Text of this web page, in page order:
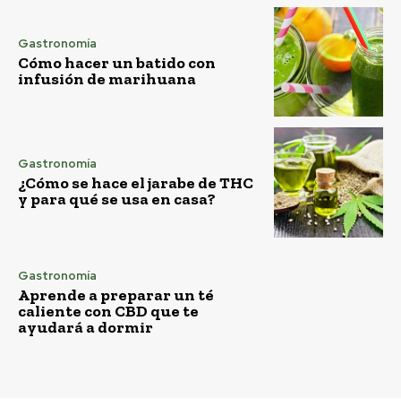
Gastronomía
Cómo hacer un batido con
infusión de marihuana
Gastronomía
¿Cómo se hace el jarabe de THC
y para qué se usa en casa?
Gastronomía
Aprende a preparar un té
caliente con CBD que te
ayudará a dormir